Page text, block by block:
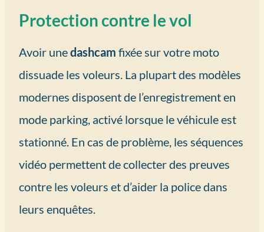
Protection contre le vol
Avoir unedashcam fixée sur votre moto
dissuade les voleurs. La plupart des modèles
modernes disposent de l’enregistrement en
mode parking, activé lorsque le véhicule est
stationné. En cas de problème, les séquences
vidéo permettent de collecter des preuves
contre les voleurs et d’aider la police dans
leurs enquêtes.